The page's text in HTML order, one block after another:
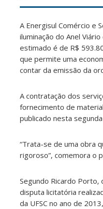
A Energisul Comércio e
iluminação do Anel
estimado é de R$
que permite uma
contar da emissão da
A contratação dos
fornecimento de
publicado nesta
“Trata-se de uma obra
rigoroso”, comemora o
Segundo Ricardo
disputa licitatória
da UFSC no ano de